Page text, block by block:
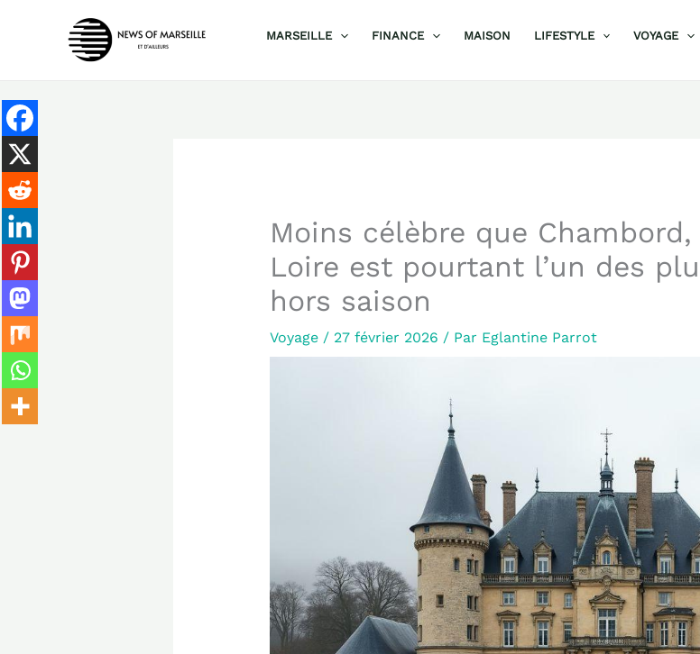
MARSEILLE FINANCE MAISON LIFESTYLE VOYAGE
Moins célèbre que
Loire est pourtant l’un des
hors saison
Voyage/ 27 février 2026 / Par Eglantine Parrot